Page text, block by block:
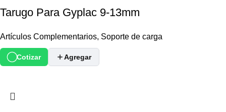
Tarugo Para Gyplac 9-13mm
Artículos Complementarios, Soporte de carga
Cotizar Agregar